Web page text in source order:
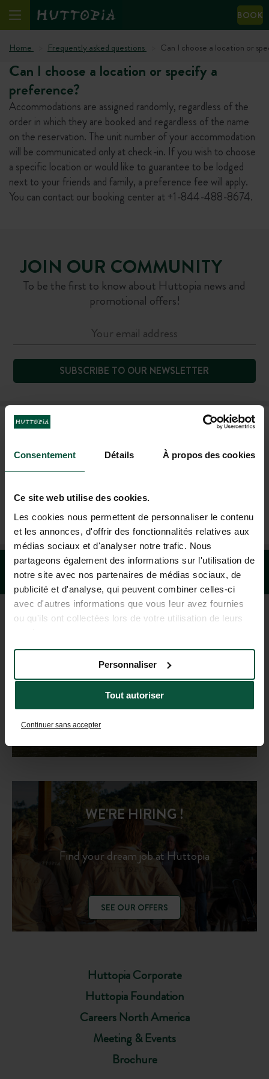
Consentement Détails À propos des cookies
Ce site web utilise des cookies.
Les cookies nous permettent de personnaliser le contenu
et les annonces, d'offrir des fonctionnalités relatives aux
médias sociaux et d'analyser notre trafic. Nous
partageons également des informations sur l'utilisation de
notre site avec nos partenaires de médias sociaux, de
publicité et d'analyse, qui peuvent combiner celles-ci
avec d'autres informations que vous leur avez fournies
ou qu'ils ont collectées lors de votre utilisation de leurs
Tout autoriser
Personnaliser
Continuer sans accepter
BOOK
Home Frequently asked questions Can I choose a location or
Can I choose a location or specify a
preference?
Accommodations are assigned randomly, regardless of the
order in which they are booked and regardless of the name
on the reservation. The unit number of your accommodation
will be communicated only at check-in. If you wish to choose
a specific location or would like to guarantee to be lodged
next to your friends and family, a preference fee will apply.
You can contact our booking center at +1-844-488-8674.
JOIN OUR COMMUNITY
To be the first to know about Huttopia news and
promotional offers!
SUBSCRIBE TO OUR NEWSLETTER
+1 (844) 488-8674
MON-FRI 9.00AM-6.00PM - SAT-SUN 10.00AM-5.00PM (EST)
Get inspired!
Huttopia Corporate
Huttopia Foundation
Careers North America
Meeting & Events
Brochure
WE'RE HIRING !
Find your dream job at Huttopia
SEE OUR OFFERS